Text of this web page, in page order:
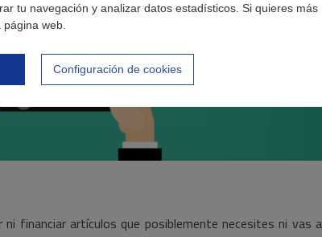
tu navegación y analizar datos estadísticos. Si quieres más
web.
Configuración de cookies
financiar artículos que posiblemente necesites ni vas